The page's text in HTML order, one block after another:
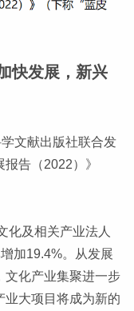
快发展，新兴
文献出版社联合发
告（2022）》
化及相关产业法人
加19.4%。从发展
文化产业集聚进一步
业大项目将成为新的